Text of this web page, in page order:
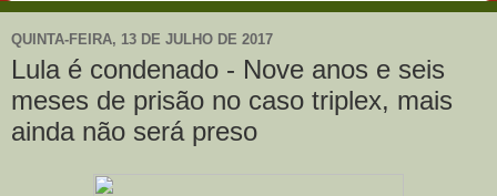
QUINTA-FEIRA, 13 DE JULHO DE 2017
Lula é condenado - Nove anos e seis
meses de prisão no caso triplex, mais
ainda não será preso